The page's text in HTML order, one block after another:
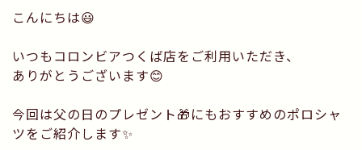
こんにちは😃
いつもコロンビアつくば店をご利用いただき、
ありがとうございます😊
今回は父の日のプレゼント🎁にもおすすめのポロシャ
ツをご紹介します✨